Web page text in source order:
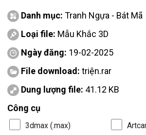
Danh mục: Tranh Ngựa - Bát Mã
Loại file: Mẫu Khắc 3D
Ngày đăng: 19-02-2025
File download: triện.rar
Dung lượng file: 41.12 KB
Công cụ
3dmax (.max)